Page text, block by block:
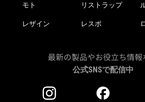
モト リストラップ
レザイン レスポ
最新の製品やお役立ち情報
公式SNSで配信中